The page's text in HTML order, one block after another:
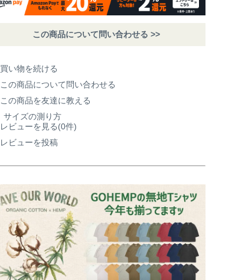
この商品について問い合わせる >>
買い物を続ける
この商品について問い合わせる
この商品を友達に教える
サイズの測り方
レビューを見る(0件)
レビューを投稿